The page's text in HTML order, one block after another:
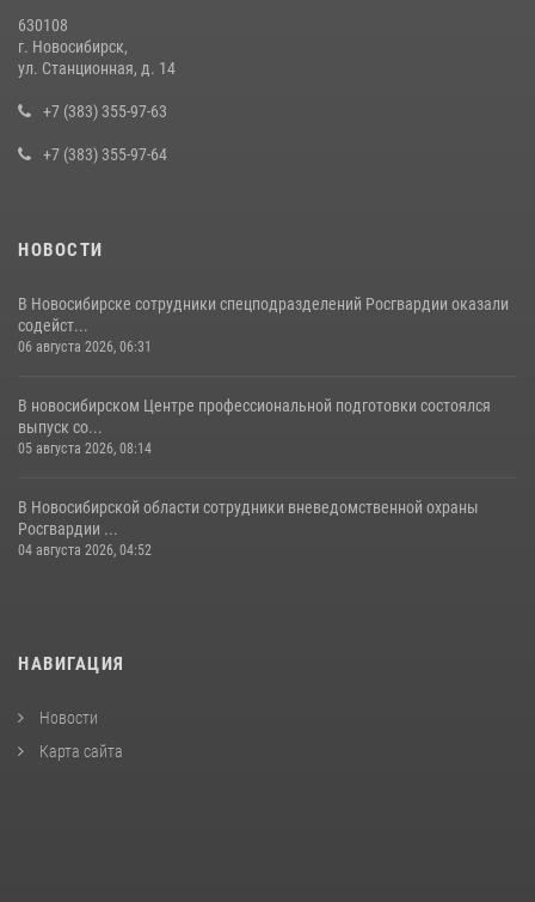
В Новосибирске сотрудниками вневедомственной охраны
13 июля 2026, 05:38
630108
г. Новосибирск,
ул. Станционная, д. 14
+7 (383) 355-97-63
+7 (383) 355-97-64
НОВОСТИ
В Новосибирске сотрудники спецподразделений Росгвардии оказали
содейст...
06 августа 2026, 06:31
В новосибирском Центре профессиональной подготовки состоялся
выпуск со...
05 августа 2026, 08:14
В Новосибирской области сотрудники вневедомственной охраны
Росгвардии ...
04 августа 2026, 04:52
НАВИГАЦИЯ
Новости
Карта сайта